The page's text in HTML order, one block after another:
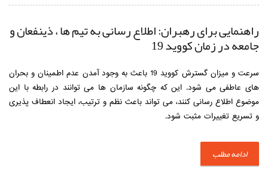
راهنمایی برای رهبران: اطلاع رسانی به تیم ها ، ذینفعان و
جامعه در زمان کووید 19
سرعت و میزان گسترش کووید 19 باعث به وجود آمدن عدم اطمینان و بحران
های عاطفی می شود. این که چگونه سازمان ها می توانند در رابطه با این
موضوع اطلاع رسانی کنند، می تواند باعث نظم و ترتیب، ایجاد انعطاف پذیری
و تسریع تغییرات مثبت شود.
ادامه مطلب